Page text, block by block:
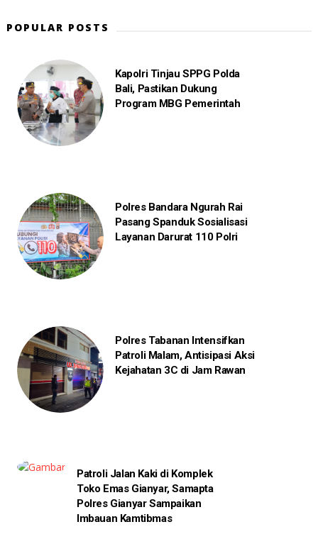
POPULAR POSTS
Kapolri Tinjau SPPG Polda
Bali, Pastikan Dukung
Program MBG Pemerintah
Polres Bandara Ngurah Rai
Pasang Spanduk Sosialisasi
Layanan Darurat 110 Polri
Polres Tabanan Intensifkan
Patroli Malam, Antisipasi Aksi
Kejahatan 3C di Jam Rawan
Patroli Jalan Kaki di Komplek
Toko Emas Gianyar, Samapta
Polres Gianyar Sampaikan
Imbauan Kamtibmas